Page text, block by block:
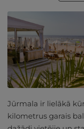
Jūrmala ir lielākā
kilometrus garais